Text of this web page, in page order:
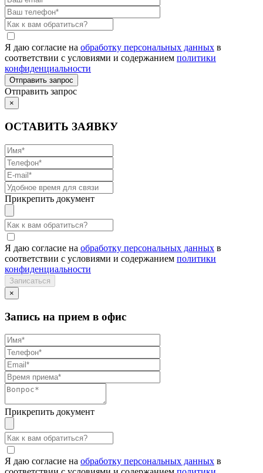
Я даю согласие на обработку персональных данных в
соответствии с условиями и содержанием политики
конфиденциальности
Отправить запрос
×
ОСТАВИТЬ ЗАЯВКУ
Прикрепить документ
Я даю согласие на обработку персональных данных в
соответствии с условиями и содержанием политики
конфиденциальности
×
Запись на прием в офис
Прикрепить документ
Я даю согласие на обработку персональных данных в